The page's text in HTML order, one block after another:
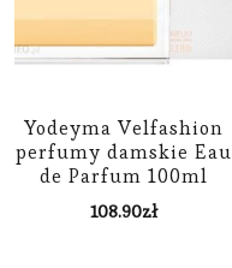
Yodeyma Velfashion
perfumy damskie Eau
de Parfum 100ml
108.90zł